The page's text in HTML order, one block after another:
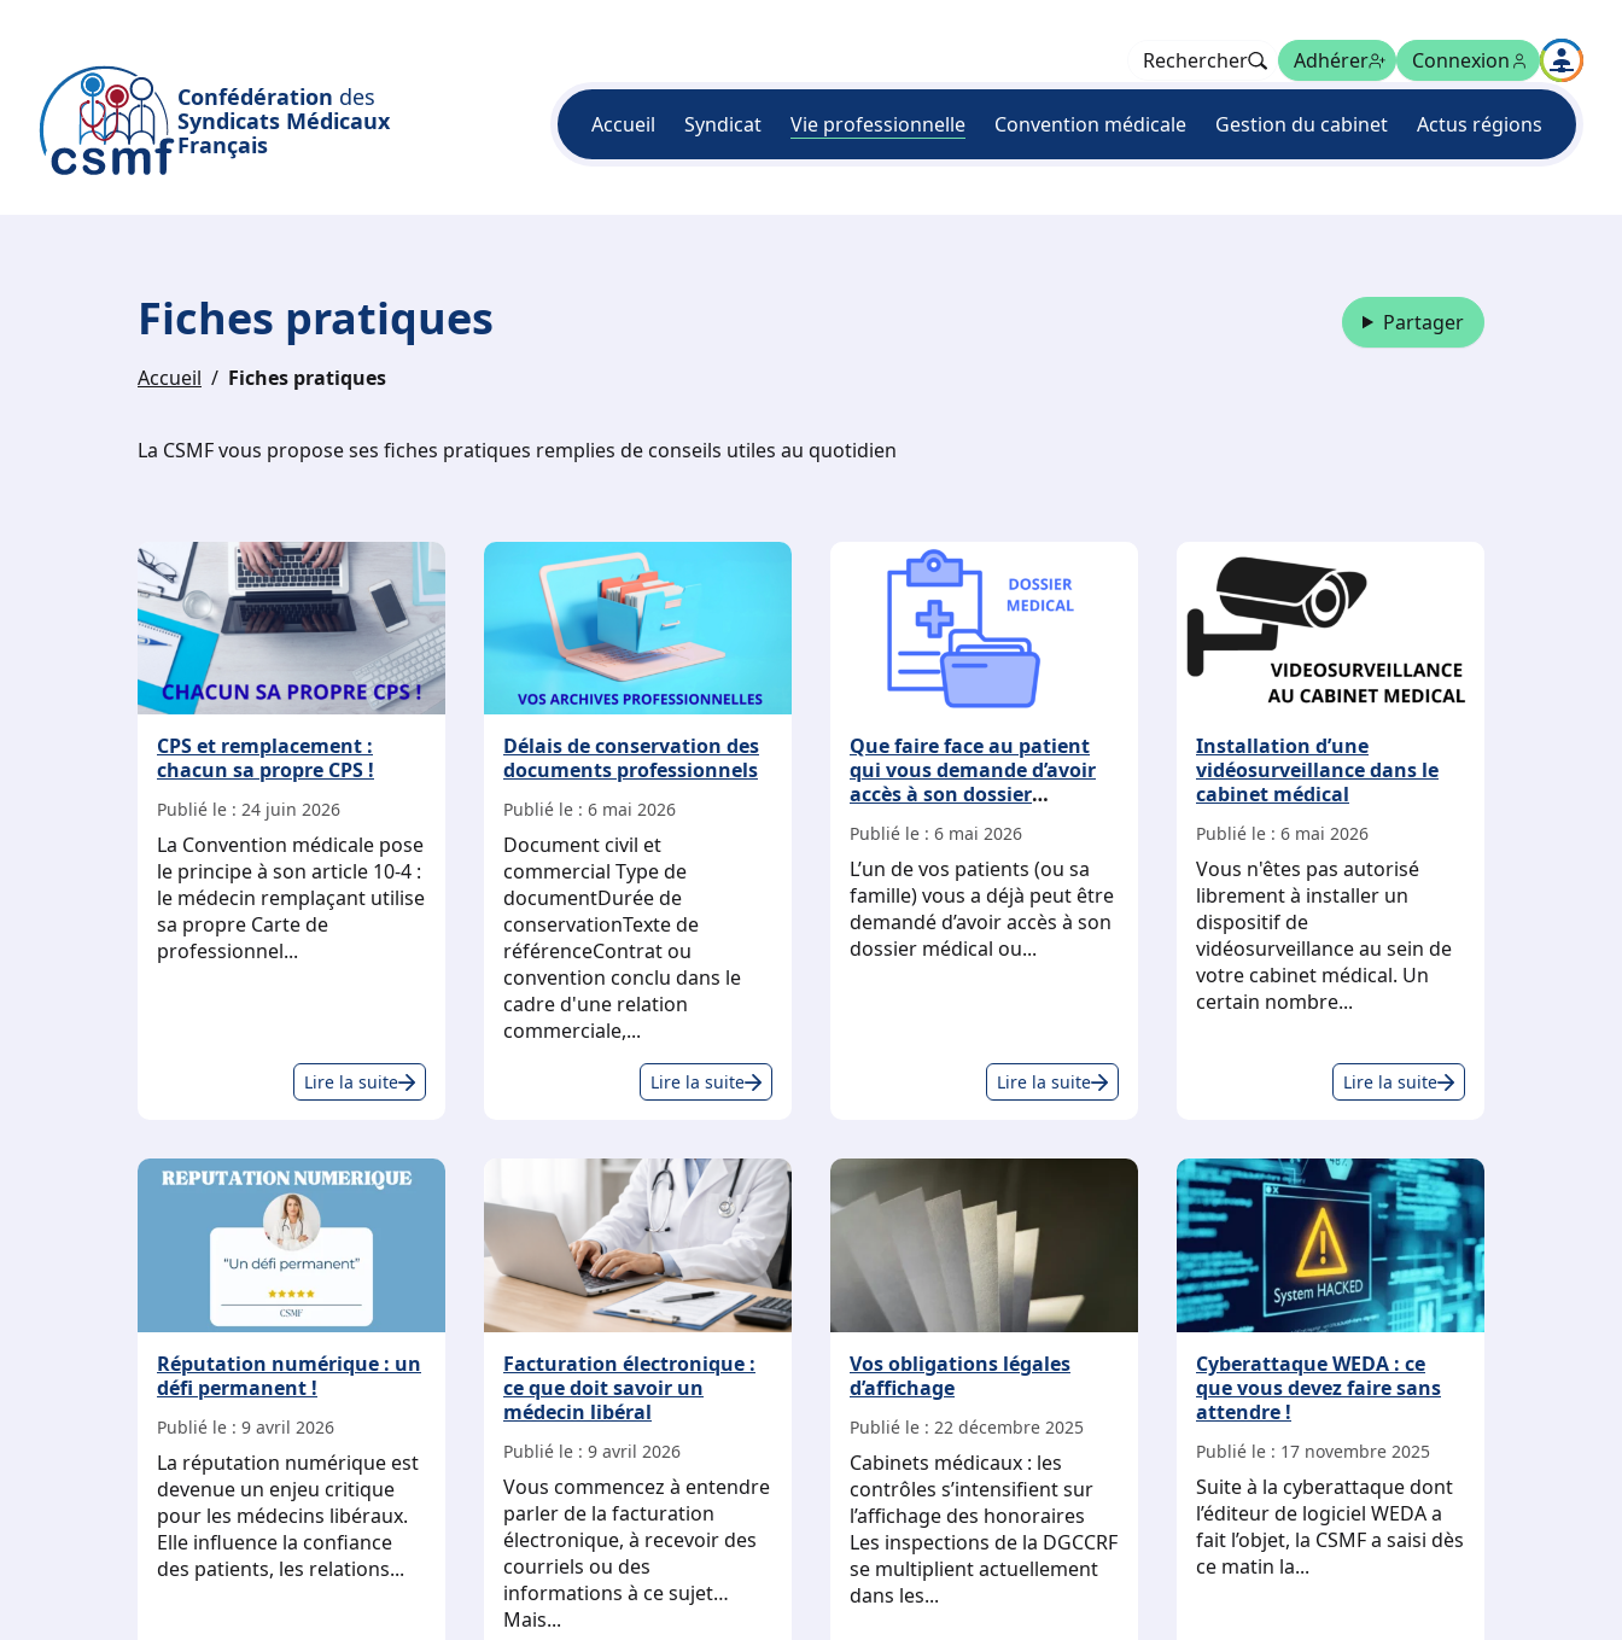
Confédération des
Syndicats Médicaux
Français
Accueil Syndicat Vie professionnelle Convention médicale Gestion du cabinet Actus régions
Rechercher Adhérer Connexion
Fiches pratiques
Accueil Fiches pratiques
Partager
La CSMF vous propose ses fiches pratiques remplies de conseils utiles au quotidien
CPS et remplacement :
chacun sa propre CPS !
Publié le : 24 juin 2026
La Convention médicale pose
le principe à son article 10-4 :
le médecin remplaçant utilise
sa propre Carte de
professionnel...
Lire la suite
CPS
et
:
propre
Délais de conservation des
documents professionnels
Publié le : 6 mai 2026
Document civil et
commercial Type de
documentDurée de
conservationTexte de
référenceContrat ou
convention conclu dans le
cadre d'une relation
commerciale,...
Lire la suite
Délais
de
des
documents
professionnels
Que faire face au patient
qui vous demande d’avoir
accès à son dossier
médical ?
Publié le : 6 mai 2026
L’un de vos patients (ou sa
famille) vous a déjà peut être
demandé d’avoir accès à son
dossier médical ou...
Lire la suite
Que
faire face
patient
demande
d’avoir
à
médical ?
Installation d’une
vidéosurveillance dans le
cabinet médical
Publié le : 6 mai 2026
Vous n'êtes pas autorisé
librement à installer un
dispositif de
vidéosurveillance au sein de
votre cabinet médical. Un
certain nombre...
Lire la suite
Installation
d’une
dans
le
cabinet
médical
Réputation numérique : un
défi permanent !
Publié le : 9 avril 2026
La réputation numérique est
devenue un enjeu critique
pour les médecins libéraux.
Elle influence la confiance
des patients, les relations...
Facturation électronique :
ce que doit savoir un
médecin libéral
Publié le : 9 avril 2026
Vous commencez à entendre
parler de la facturation
électronique, à recevoir des
courriels ou des
informations à ce sujet…
Mais...
Vos obligations légales
d’affichage
Publié le : 22 décembre 2025
Cabinets médicaux : les
contrôles s’intensifient sur
l’affichage des honoraires
Les inspections de la DGCCRF
se multiplient actuellement
dans les...
Cyberattaque WEDA : ce
que vous devez faire sans
attendre !
Publié le : 17 novembre 2025
Suite à la cyberattaque dont
l’éditeur de logiciel WEDA a
fait l’objet, la CSMF a saisi dès
ce matin la...